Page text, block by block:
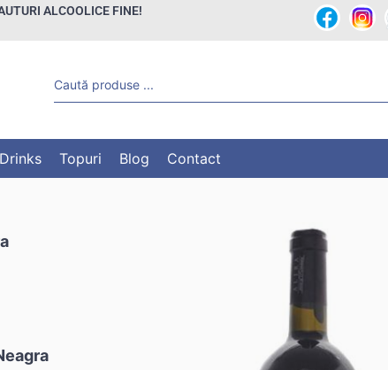
ALCOOLICE FINE!
Topuri Blog Contact